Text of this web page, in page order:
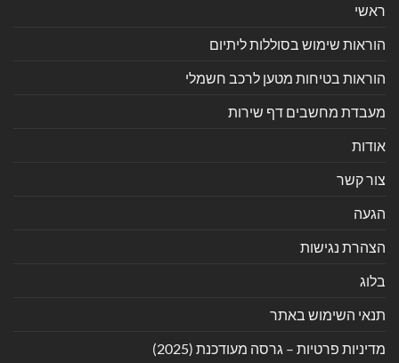
ראשי
הוראות שימוש בסוללות ליתיום
הוראות בטיחות מטען לרכב חשמלי
מעבדת מחשבים דף שירות
אודות
צור קשר
הגעה
הצהרת נגישות
בלוג
תנאי השימוש באתר
מדיניות פרטיות – גרסה מעודכנת (2025)